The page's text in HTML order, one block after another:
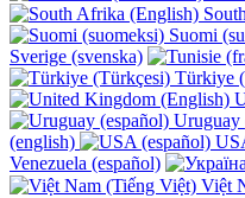
Suomi
Sverige (svenska)
Türkiye
Uruguay
(english)
Venezuela (español)
Việt